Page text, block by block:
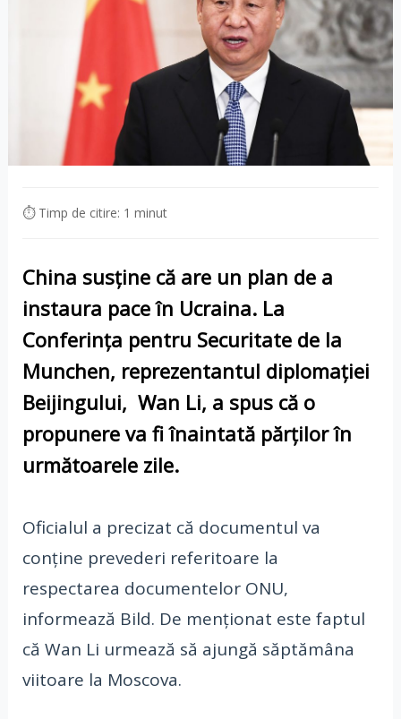
⏱ Timp de citire: 1 minut
China susține că are un plan de a
instaura pace în Ucraina. La
Conferința pentru Securitate de la
Munchen, reprezentantul diplomației
Beijingului, Wan Li, a spus că o
propunere va fi înaintată părților în
următoarele zile.
Oficialul a precizat că documentul va
conține prevederi referitoare la
respectarea documentelor ONU,
informează Bild. De menționat este faptul
că Wan Li urmează să ajungă săptămâna
viitoare la Moscova.